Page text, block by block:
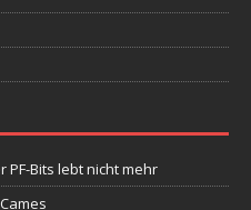
PF-Bits lebt nicht mehr